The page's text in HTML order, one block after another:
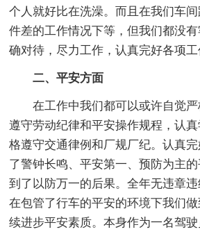
个人就好比在洗澡。而且在我们车
件差的工作情况下等，但我们都没
确对待，尽力工作，认真完好各项工
二、平安方面
在工作中我们都可以或许自觉
遵守劳动纪律和平安操作规程，认
格遵守交通律例和厂规厂纪。认真
了警钟长鸣、平安第一、预防为主
到了以防万一的后果。全年无违章违
在包管了行车的平安的环境下我们
续进步平安素质。本身作为一名驾